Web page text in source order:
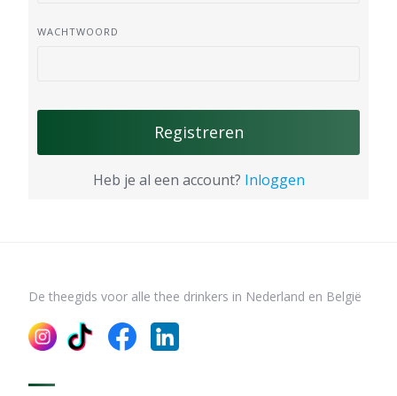
WACHTWOORD
Registreren
Heb je al een account? Inloggen
De theegids voor alle thee drinkers in Nederland en België